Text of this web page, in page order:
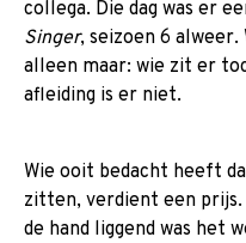
collega. Die dag was er
Singer, seizoen 6
alleen maar: wie zit er
afleiding is er niet.
Wie ooit bedacht heeft
zitten, verdient een
de hand liggend was het